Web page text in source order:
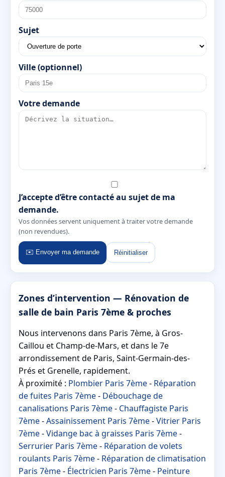
Sujet
Ville (optionnel)
Votre demande
J’accepte d’être contacté au sujet de ma
demande.
Vos données servent uniquement à traiter votre demande
(non revendues).
✉️ Envoyer ma demande Réinitialiser
Zones d’intervention — Rénovation de
salle de bain Paris 7ème & proches
Nous intervenons dans Paris 7ème, à Gros-
Caillou et Champ-de-Mars, et dans le 7e
arrondissement de Paris, Saint-Germain-des-
Prés et Grenelle, rapidement.
À proximité : Plombier Paris 7ème- Réparation
de fuites Paris 7ème- Débouchage de
canalisations Paris 7ème- Chauffagiste Paris
7ème-Assainissement Paris 7ème-Vitrier Paris
7ème-Vidange bac à graisses Paris 7ème-
Serrurier Paris 7ème- Réparation de volets
roulants Paris 7ème- Réparation de climatisation
Paris 7ème- Électricien Paris 7ème- Peinture